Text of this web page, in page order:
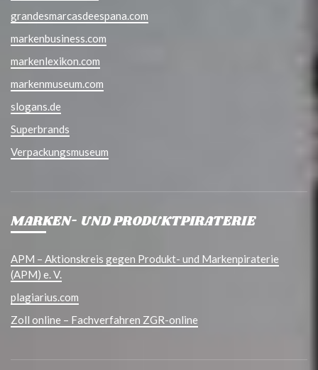
grandesmarcasdeespana.com
markenbusiness.com
markenlexikon.com
markenmuseum.com
slogans.de
Superbrands
Verpackungsmuseum
MARKEN- UND PRODUKTPIRATERIE
APM – Aktionskreis gegen Produkt- und Markenpiraterie
(APM) e. V.
plagiarius.com
Zoll online – Fachverfahren ZGR-online